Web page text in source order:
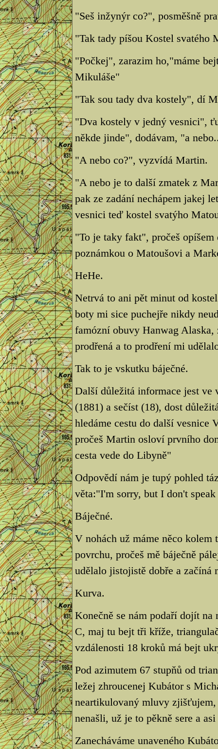
"Seš inžynýr co?", posměšně
"Tak tady píšou Kostel svatého
"Počkej", zarazim ho,"máme
Mikuláše"
"Tak sou tady dva kostely", dí
"Dva kostely v jedný vesnici",
někde jinde", dodávam, "a
"A nebo co?", vyzvídá Martin.
"A nebo je to další zmatek z
pak ze zadání nechápem jakej
vesnici teď kostel svatýho
"To je taky fakt", pročeš
poznámkou o Matoušovi a
HeHe.
Netrvá to ani pět minut od
boty mi sice puchejře nikdy
famózní obuvy Hanwag
prodřená a to prodření mi
Tak to je vskutku báječné.
Další důležitá informace jest ve
(1881) a sečíst (18), dost
hledáme cestu do další vesnice
pročeš Martin osloví prvního
cesta vede do Libyně"
Odpovědí nám je tupý pohled
věta:"I'm sorry, but I don't
Báječné.
V nohách už máme něco
povrchu, pročeš mě báječně
udělalo jistojistě dobře a začíná
Kurva.
Konečně se nám podaří dojít na
C, maj tu bejt tři kříže,
vzdálenosti 18 kroků má bejt
Pod azimutem 67 stupňů od
ležej zhroucenej Kubátor s
neartikulovaný mluvy
nenašli, už je to pěkně sere a
Zanecháváme unaveného